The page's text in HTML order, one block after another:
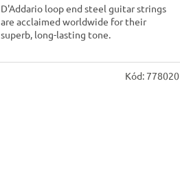
D'Addario loop end steel guitar strings
are acclaimed worldwide for their
superb, long-lasting tone.
Kód:778020